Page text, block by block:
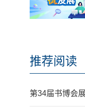
推荐阅读
第34届书博会